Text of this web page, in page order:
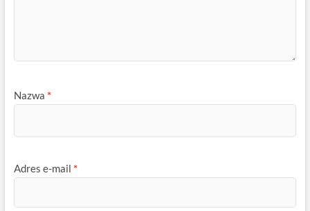
Nazwa *
Adres e-mail *